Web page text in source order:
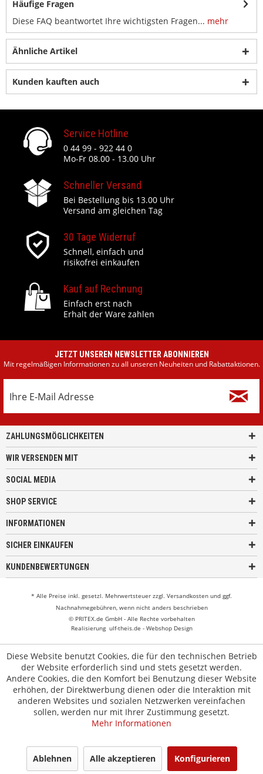
Häufige Fragen
Diese FAQ beantwortet Ihre wichtigsten Fragen... mehr
Ähnliche Artikel
Kunden kauften auch
Service Hotline
0 44 99 - 922 44 0
Mo-Fr 08.00 - 13.00 Uhr
Schneller Versand
Bei Bestellung bis 13.00 Uhr
Versand am gleichen Tag
30 Tage Widerruf
Schnell, einfach und
risikofrei einkaufen
Kauf auf Rechnung
Einfach erst nach
Erhalt der Ware zahlen
JETZT UNSEREN NEWSLETTER ABONNIEREN
Mit regelmäßigen Informationen zu all unseren Neuheiten und Rabattaktionen.
ZAHLUNGSMÖGLICHKEITEN
WIR VERSENDEN MIT
SOCIAL MEDIA
SHOP SERVICE
INFORMATIONEN
SICHER EINKAUFEN
KUNDENBEWERTUNGEN
* Alle Preise inkl. gesetzl. Mehrwertsteuer zzgl. Versandkosten und ggf.
Nachnahmegebühren, wenn nicht anders beschrieben
© PRITEX.de GmbH - Alle Rechte vorbehalten
Realisierung ulf-theis.de - Webshop Design
Diese Website benutzt Cookies, die für den technischen Betrieb
der Website erforderlich sind und stets gesetzt werden.
Andere Cookies, die den Komfort bei Benutzung dieser Website
erhöhen, der Direktwerbung dienen oder die Interaktion mit
anderen Websites und sozialen Netzwerken vereinfachen
sollen, werden nur mit Ihrer Zustimmung gesetzt.
Mehr Informationen
Ablehnen Alle akzeptieren Konfigurieren